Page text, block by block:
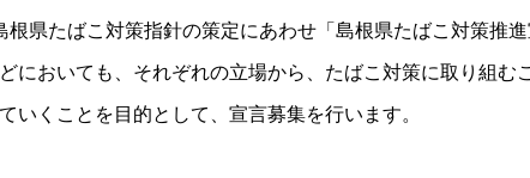
県たばこ対策指針の策定にあわせ「島根県たばこ対策推進
おいても、それぞれの立場から、たばこ対策に取り組む
くことを目的として、宣言募集を行います。